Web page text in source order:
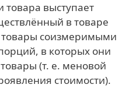
товара выступает
в товаре
товары соизмеримыми
в которых они
(т. е. меновой
стоимости).